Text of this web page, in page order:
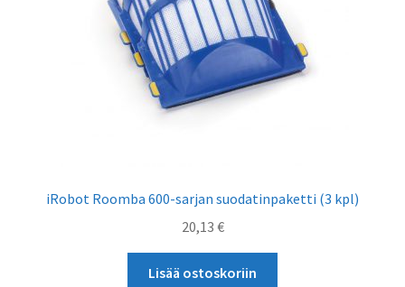
iRobot Roomba 600-sarjan suodatinpaketti (3 kpl)
20,13 €
Lisää ostoskoriin